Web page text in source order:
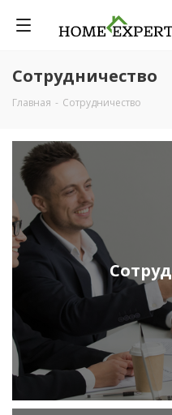
Сотрудничество
Главная - Сотрудничество